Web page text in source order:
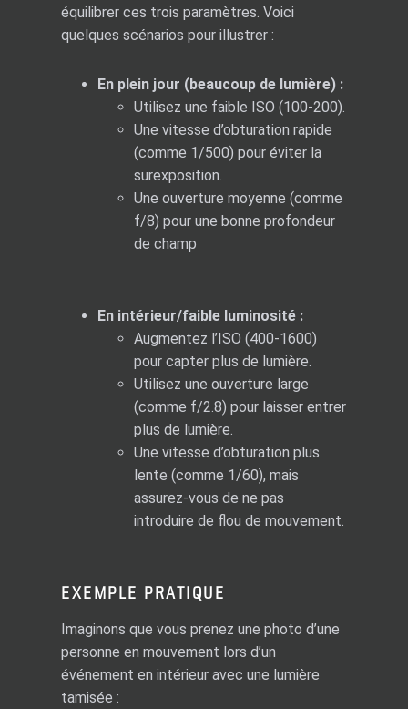
équilibrer ces trois paramètres. Voici
quelques scénarios pour illustrer :
En plein jour (beaucoup de lumière) :
Utilisez une faible ISO (100-200).
Une vitesse d’obturation rapide
(comme 1/500) pour éviter la
surexposition.
Une ouverture moyenne (comme
f/8) pour une bonne profondeur
de champ
En intérieur/faible luminosité :
Augmentez l’ISO (400-1600)
pour capter plus de lumière.
Utilisez une ouverture large
(comme f/2.8) pour laisser entrer
plus de lumière.
Une vitesse d’obturation plus
lente (comme 1/60), mais
assurez-vous de ne pas
introduire de flou de mouvement.
EXEMPLE PRATIQUE
Imaginons que vous prenez une photo d’une
personne en mouvement lors d’un
événement en intérieur avec une lumière
tamisée :